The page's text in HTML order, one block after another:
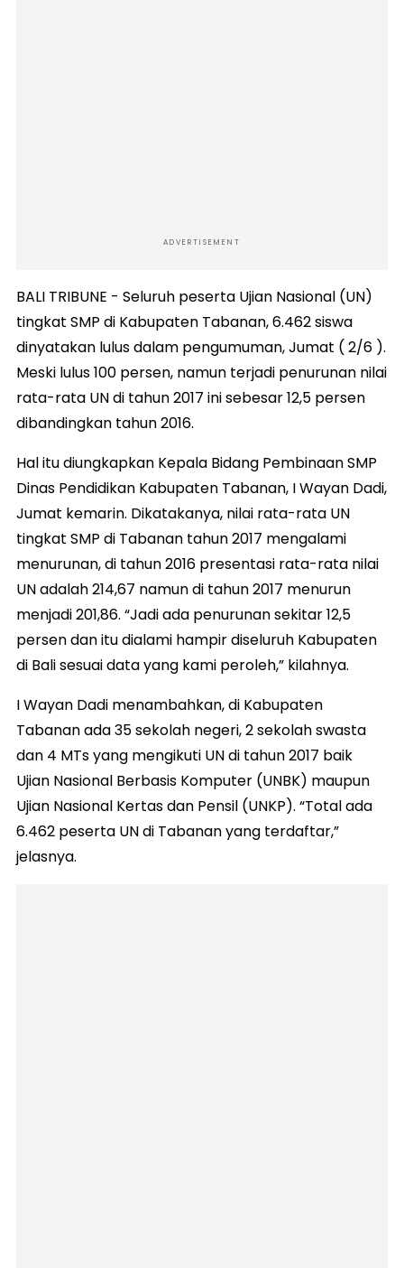
ADVERTISEMENT
BALI TRIBUNE - Seluruh peserta Ujian Nasional (UN)
tingkat SMP di Kabupaten Tabanan, 6.462 siswa
dinyatakan lulus dalam pengumuman, Jumat ( 2/6 ).
Meski lulus 100 persen, namun terjadi penurunan nilai
rata-rata UN di tahun 2017 ini sebesar 12,5 persen
dibandingkan tahun 2016.
Hal itu diungkapkan Kepala Bidang Pembinaan SMP
Dinas Pendidikan Kabupaten Tabanan, I Wayan Dadi,
Jumat kemarin. Dikatakanya, nilai rata-rata UN
tingkat SMP di Tabanan tahun 2017 mengalami
menurunan, di tahun 2016 presentasi rata-rata nilai
UN adalah 214,67 namun di tahun 2017 menurun
menjadi 201,86. “Jadi ada penurunan sekitar 12,5
persen dan itu dialami hampir diseluruh Kabupaten
di Bali sesuai data yang kami peroleh,” kilahnya.
I Wayan Dadi menambahkan, di Kabupaten
Tabanan ada 35 sekolah negeri, 2 sekolah swasta
dan 4 MTs yang mengikuti UN di tahun 2017 baik
Ujian Nasional Berbasis Komputer (UNBK) maupun
Ujian Nasional Kertas dan Pensil (UNKP). “Total ada
6.462 peserta UN di Tabanan yang terdaftar,”
jelasnya.